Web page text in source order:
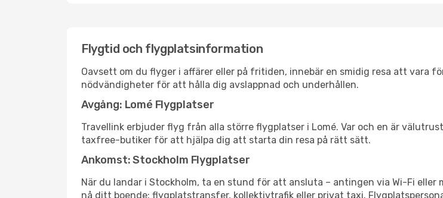
Flygtid och flygplatsinformation
Oavsett om du flyger i affärer eller på fritiden, innebär en smidig resa att vara
nödvändigheter för att hålla dig avslappnad och underhållen.
Avgång: Lomé Flygplatser
Travellink erbjuder flyg från alla större flygplatser i Lomé. Var och en är
taxfree-butiker för att hjälpa dig att starta din resa på rätt sätt.
Ankomst: Stockholm Flygplatser
När du landar i Stockholm, ta en stund för att ansluta – antingen via Wi-Fi
nå ditt boende: flygplatstransfer, kollektivtrafik eller privat taxi.